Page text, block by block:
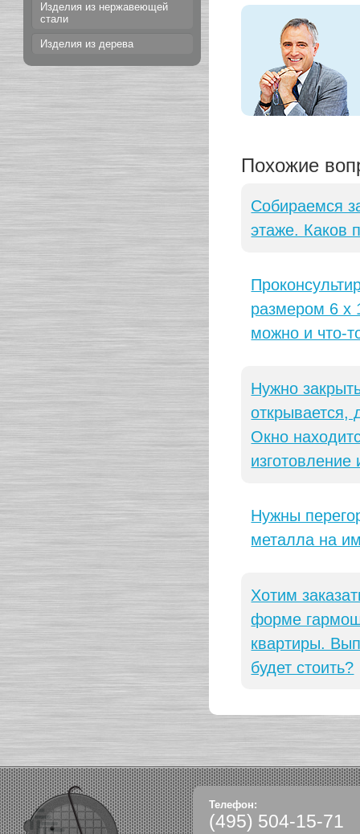
Изделия из нержавеющей
стали
Изделия из дерева
Похожие
Собираемся
этаже. Каков
размером 6 х
можно и что-
Нужно
открывается,
Окно
Нужны
металла на
Хотим
форме
квартиры.
будет стоить?
Телефон:
(495) 504-15-71